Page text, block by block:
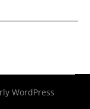
WordPress